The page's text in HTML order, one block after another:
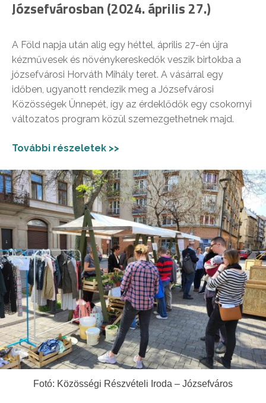
Józsefvárosban (2024. április 27.)
A Föld napja után alig egy héttel, április 27-én újra
kézművesek és növénykereskedők veszik birtokba a
józsefvárosi Horváth Mihály teret. A vásárral egy
időben, ugyanott rendezik meg a Józsefvárosi
Közösségek Ünnepét, így az érdeklődők egy csokornyi
változatos program közül szemezgethetnek majd.
További részeletek >>
Fotó: Közösségi Részvételi Iroda – Józsefváros